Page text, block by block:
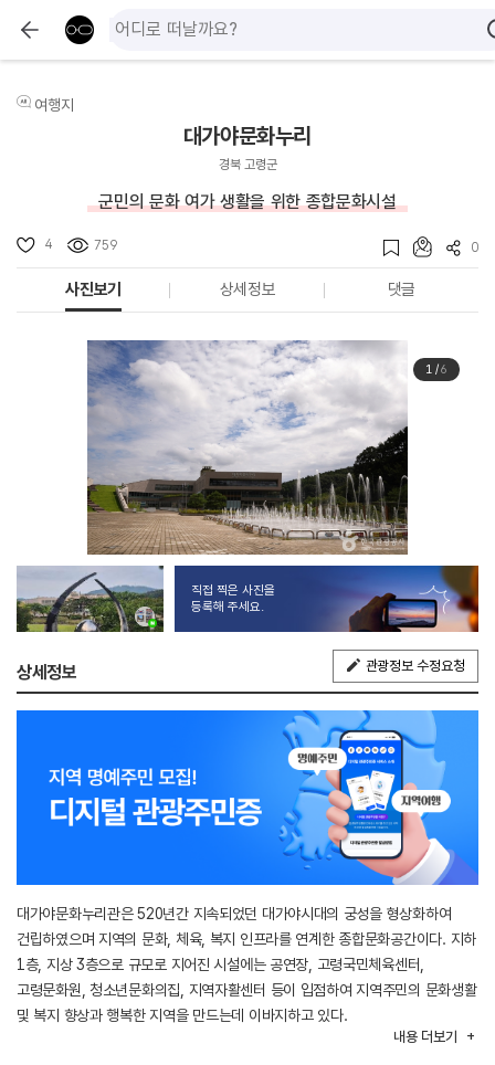
여행지
대가야문화누리
경북 고령군
군민의 문화 여가 생활을 위한 종합문화시설
4 759 0
사진보기 상세정보 댓글
1/6
직접 찍은 사진을
등록해 주세요.
상세정보 관광정보 수정요청
대가야문화누리관은 520년간 지속되었던 대가야시대의 궁성을 형상화하여
건립하였으며 지역의 문화, 체육, 복지 인프라를 연계한 종합문화공간이다. 지하
1층, 지상 3층으로 규모로 지어진 시설에는 공연장, 고령국민체육센터,
고령문화원, 청소년문화의집, 지역자활센터 등이 입점하여 지역주민의 문화생활
및 복지 향상과 행복한 지역을 만드는데 이바지하고 있다.
내용 더보기